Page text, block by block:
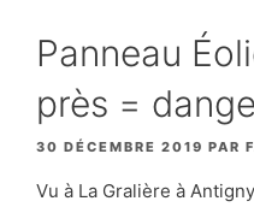
Panneau
près =
30 DÉCEMBRE 2019 PAR
Vu à La Gralière à Antigny